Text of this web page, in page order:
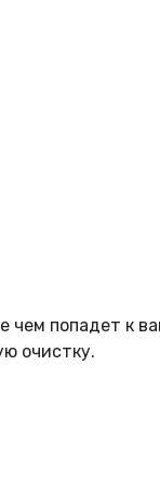
чем попадет к
очистку.